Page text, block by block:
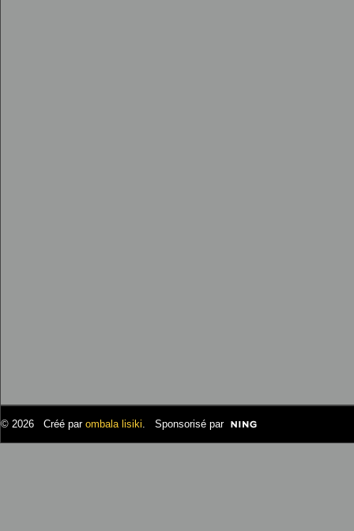
© 2026 Créé par ombala lisiki. Sponsorisé par